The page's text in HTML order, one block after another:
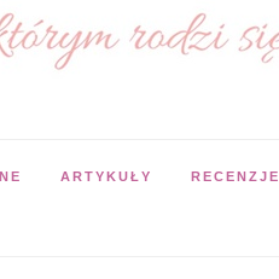
ARTYKUŁY RECENZJE